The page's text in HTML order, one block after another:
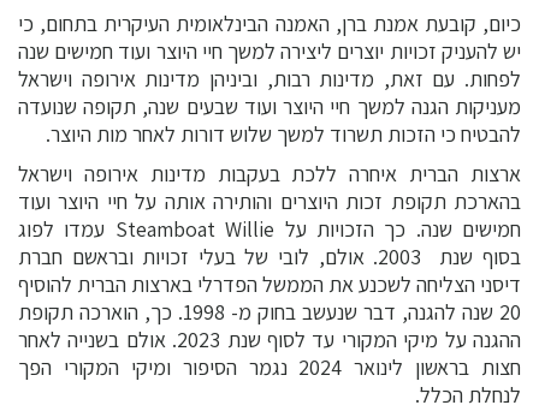
כיום, קובעת אמנת ברן, האמנה הבינלאומית העיקרית בתחום, כי
יש להעניק זכויות יוצרים ליצירה למשך חיי היוצר ועוד חמישים שנה
לפחות. עם זאת, מדינות רבות, וביניהן מדינות אירופה וישראל
מעניקות הגנה למשך חיי היוצר ועוד שבעים שנה, תקופה שנועדה
להבטיח כי הזכות תשרוד למשך שלוש דורות לאחר מות היוצר.
ארצות הברית איחרה ללכת בעקבות מדינות אירופה וישראל
בהארכת תקופת זכות היוצרים והותירה אותה על חיי היוצר ועוד
חמישים שנה. כך הזכויות על Steamboat Willie עמדו לפוג
בסוף שנת 2003. אולם, לובי של בעלי זכויות ובראשם חברת
דיסני הצליחה לשכנע את הממשל הפדרלי בארצות הברית להוסיף
20 שנה להגנה, דבר שנעשב בחוק מ- 1998. כך, הוארכה תקופת
ההגנה על מיקי המקורי עד לסוף שנת 2023. אולם בשנייה לאחר
חצות בראשון לינואר 2024 נגמר הסיפור ומיקי המקורי הפך
לנחלת הכלל.